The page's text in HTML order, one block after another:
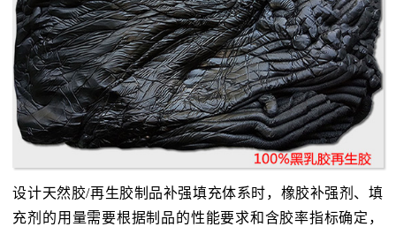
设计天然胶/再生胶制品补强填充体系时，橡胶补强剂、填
充剂的用量需要根据制品的性能要求和含胶率指标确定，